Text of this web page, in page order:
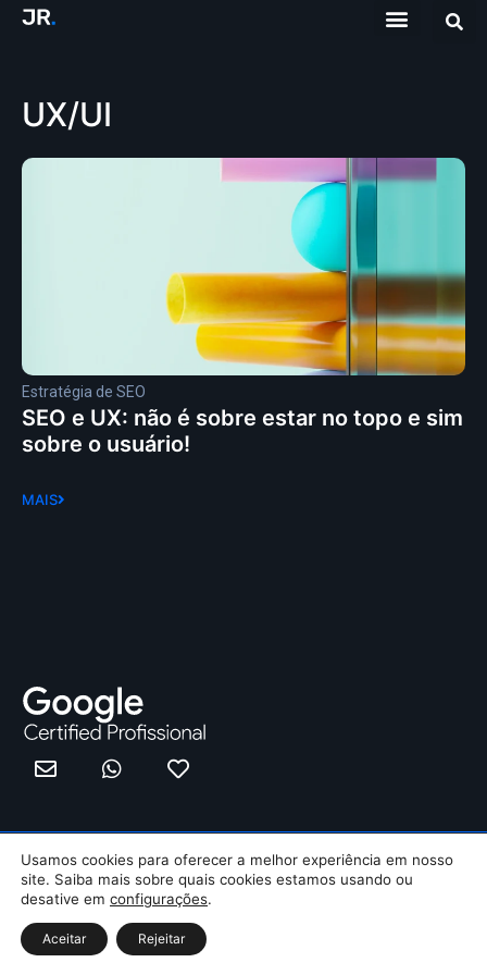
UX/UI
Estratégia de SEO
SEO e UX: não é sobre estar no topo e sim
sobre o usuário!
MAIS
© 2026
PrivacidadeTermos de uso
Usamos cookies para oferecer a melhor experiência em nosso
site. Saiba mais sobre quais cookies estamos usando ou
desative em configurações.
Aceitar Rejeitar